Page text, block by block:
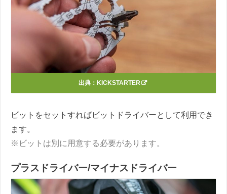
出典： KICKSTARTER
ビットをセットすればビットドライバーとして利用でき
ます。
※ビットは別に用意する必要があります。
プラスドライバー/マイナスドライバー